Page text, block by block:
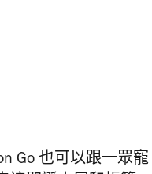
Go 也可以跟一眾寵